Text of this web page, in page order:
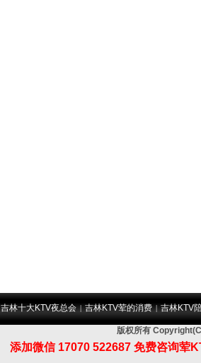
吉林十大KTV夜总会 |吉林KTV荤的消费 |吉林KTV
版权所有
添加微信 17070 522687 免费咨询荤